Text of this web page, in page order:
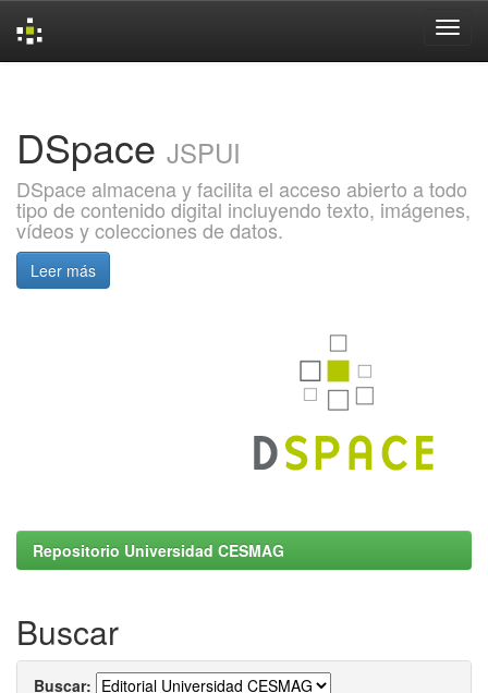
DSpace JSPUI
DSpace almacena y facilita el acceso abierto a todo
tipo de contenido digital incluyendo texto, imágenes,
vídeos y colecciones de datos.
Leer más
Repositorio Universidad CESMAG
Buscar
Buscar: